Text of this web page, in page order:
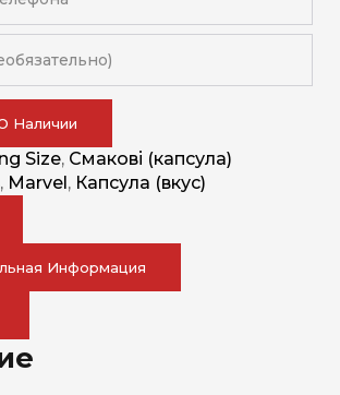
Наличии
Size, Смакові (капсула)
, Marvel , Капсула (вкус)
Информация